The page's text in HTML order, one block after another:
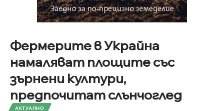
Фермерите в Украйна
намаляват площите със
зърнени култури,
предпочитат слънчоглед
АКТУАЛНО